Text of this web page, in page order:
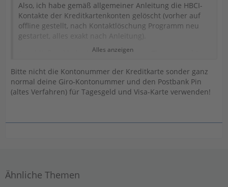
Also, ich habe gemäß allgemeiner Anleitung die HBCI-
Kontakte der Kreditkartenkonten gelöscht (vorher auf
offline gestellt, nach Kontaktlöschung Programm neu
gestartet, alles exakt nach Anleitung).
Anschließend habe ich gemäß obigem Tipp versucht,
funktioniert die Verwendung der Postbank ID mit
Passwort nicht - wieder der Hinweis, die Kontonummer
zu verwenden.
Kreditkartenabrechnung mit dem gleichen Passwort
PS.
Alles anzeigen
Bitte nicht die Kontonummer der Kreditkarte sonder ganz
normal deine Giro-Kontonummer und den Postbank Pin
(altes Verfahren) für Tagesgeld und Visa-Karte verwenden!
Ähnliche Themen